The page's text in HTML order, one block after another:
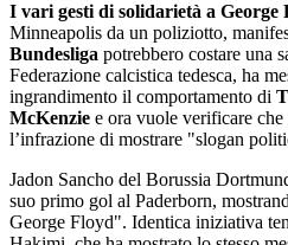
I vari gesti di solidarietà a George
Minneapolis da un poliziotto,
Bundesliga potrebbero costare una
Federazione calcistica tedesca, ha
ingrandimento il comportamento di
McKenzie e ora vuole verificare
l’infrazione di mostrare "slogan
Jadon Sancho del Borussia
suo primo gol al Paderborn,
George Floyd". Identica iniziativa